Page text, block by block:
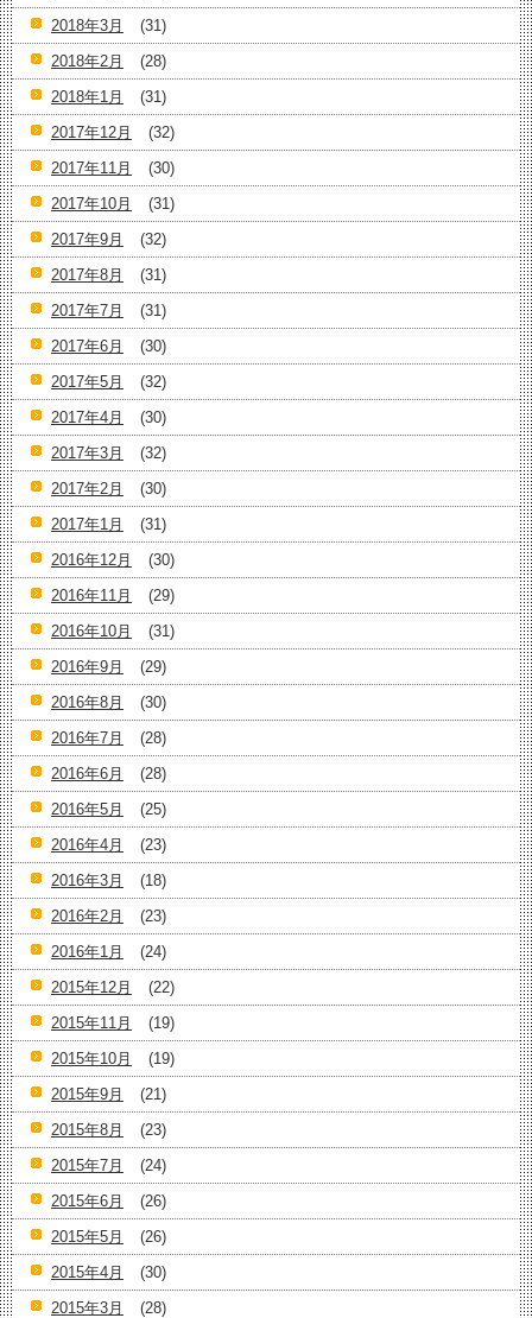
2018年3月
(31)
2018年2月
(28)
2018年1月
(31)
2017年12月
(32)
2017年11月
(30)
2017年10月
(31)
2017年9月
(32)
2017年8月
(31)
2017年7月
(31)
2017年6月
(30)
2017年5月
(32)
2017年4月
(30)
2017年3月
(32)
2017年2月
(30)
2017年1月
(31)
2016年12月
(30)
2016年11月
(29)
2016年10月
(31)
2016年9月
(29)
2016年8月
(30)
2016年7月
(28)
2016年6月
(28)
2016年5月
(25)
2016年4月
(23)
2016年3月
(18)
2016年2月
(23)
2016年1月
(24)
2015年12月
(22)
2015年11月
(19)
2015年10月
(19)
2015年9月
(21)
2015年8月
(23)
2015年7月
(24)
2015年6月
(26)
2015年5月
(26)
2015年4月
(30)
2015年3月
(28)